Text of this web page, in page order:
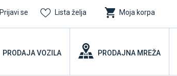
Prijavi se Lista želja Moja korpa
PRODAJA VOZILA PRODAJNA MREŽA